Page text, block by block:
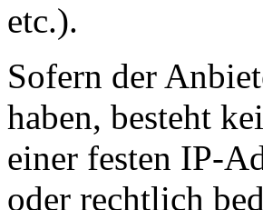
etc.).
Sofern der
haben, besteht
einer festen IP-
oder rechtlich